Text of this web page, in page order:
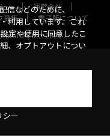
ー
運営会社
募集
電子版について
Inc. 2026
信などのために、
利用しています。これ
定や使用に同意したこ
、オプトアウトについ
シー